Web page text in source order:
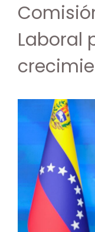
Laboral